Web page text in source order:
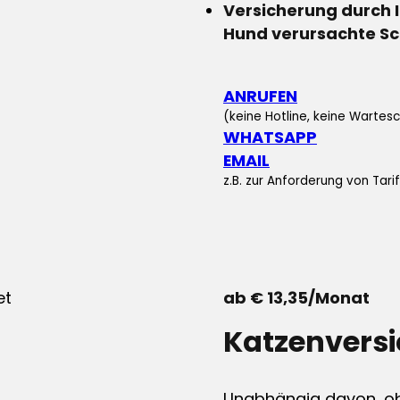
Versicherung durch
Hund verursachte
ANRUFEN
(keine Hotline, keine
WHATSAPP
EMAIL
z.B. zur Anforderung von
ab € 13,35/Monat